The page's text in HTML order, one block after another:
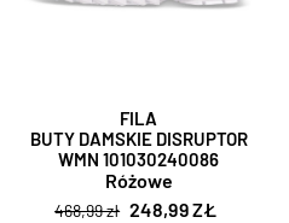
FILA
BUTY DAMSKIE DISRUPTOR
WMN 101030240086
Różowe
468,99 zł 248,99 ZŁ